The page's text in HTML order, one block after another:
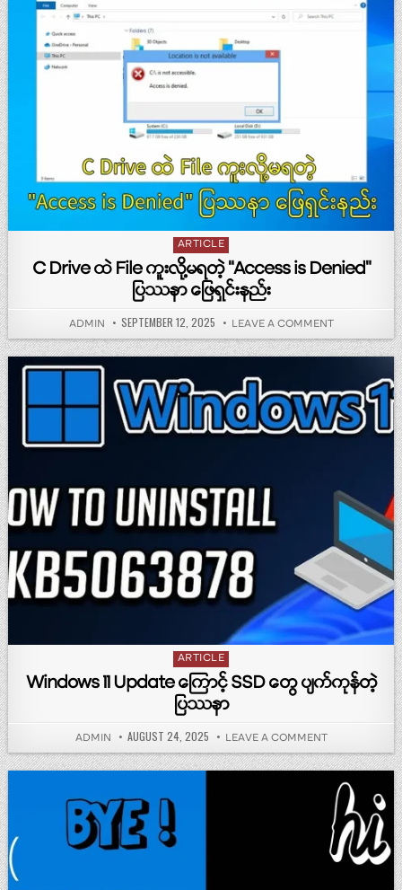
Posted in
ARTICLE
C Drive ထဲ File ကူးလို့မရတဲ့ “Access is Denied”
ပြဿနာ ဖြေရှင်းနည်း
AUTHOR:
ADMIN PUBLISHED DATE:
SEPTEMBER 12, 2025 LEAVE A COMMENTON C DRIVE
Posted in
ARTICLE
Windows 11 Update ကြောင့် SSD တွေ ပျက်ကုန်တဲ့
ပြဿနာ
AUTHOR:
ADMIN PUBLISHED DATE:
AUGUST 24, 2025 LEAVE A COMMENTON